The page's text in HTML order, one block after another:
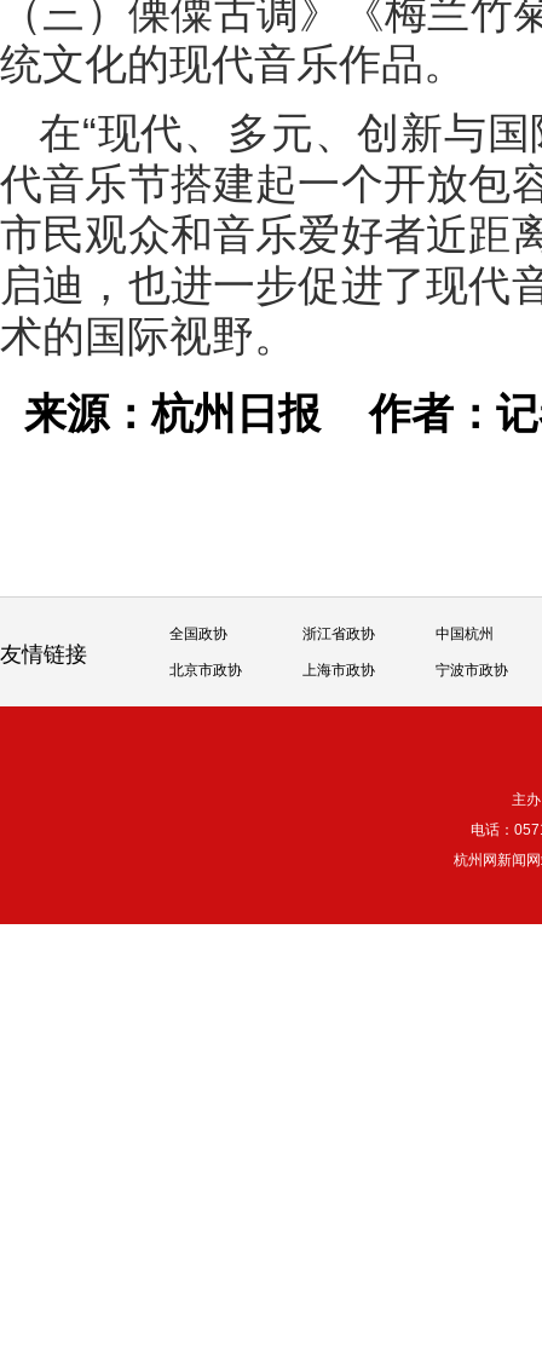
（三）傈僳古调》《梅兰
统文化的现代音乐作品。
在“现代、多元、创新与
代音乐节搭建起一个开放包
市民观众和音乐爱好者近距
启迪，也进一步促进了现代
术的国际视野。
来源：杭州日报作者：
友情链接
全国政协 浙江省政协 中国杭州
北京市政协 上海市政协 宁波市政协
主
电话：
杭州网新闻